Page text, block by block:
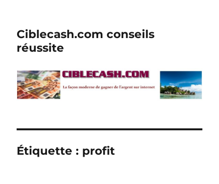
Ciblecash.com conseils
réussite
Étiquette : profit